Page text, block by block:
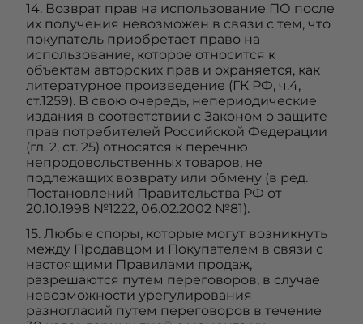
14. Возврат прав на использование ПО после
их получения невозможен в связи с тем, что
покупатель приобретает право на
использование, которое относится к
объектам авторских прав и охраняется, как
литературное произведение (ГК РФ, ч.4,
ст.1259). В свою очередь, непериодические
издания в соответствии с Законом о защите
прав потребителей Российской Федерации
(гл. 2, ст. 25) относятся к перечню
непродовольственных товаров, не
подлежащих возврату или обмену (в ред.
Постановлений Правительства РФ от
20.10.1998 №1222, 06.02.2002 №81).
15. Любые споры, которые могут возникнуть
между Продавцом и Покупателем в связи с
настоящими Правилами продаж,
разрешаются путем переговоров, в случае
невозможности урегулирования
разногласий путем переговоров в течение